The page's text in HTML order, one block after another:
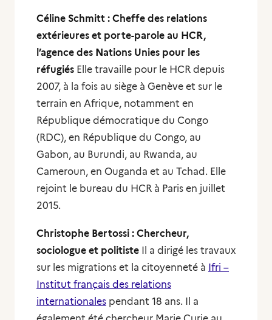
Céline Schmitt : Cheffe des relations
extérieures et porte-parole au HCR,
l’agence des Nations Unies pour les
réfugiés Elle travaille pour le HCR depuis
2007, à la fois au siège à Genève et sur le
terrain en Afrique, notamment en
République démocratique du Congo
(RDC), en République du Congo, au
Gabon, au Burundi, au Rwanda, au
Cameroun, en Ouganda et au Tchad. Elle
rejoint le bureau du HCR à Paris en juillet
2015.
Christophe Bertossi : Chercheur,
sociologue et politiste Il a dirigé les travaux
sur les migrations et la citoyenneté à Ifri –
Institut français des relations
internationales pendant 18 ans. Il a